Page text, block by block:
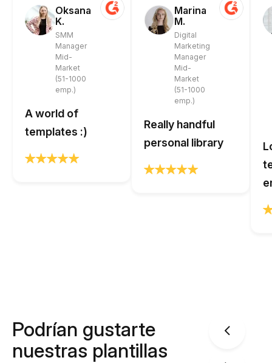
Oksana
K.
SMM
Manager
Mid-
Market
(51-1000
emp.)
A world of
templates :)
Marina
M.
Digital
Marketing
Manager
Mid-
Market
(51-1000
emp.)
Really handful
personal library
Podrían gustarte
nuestras plantillas